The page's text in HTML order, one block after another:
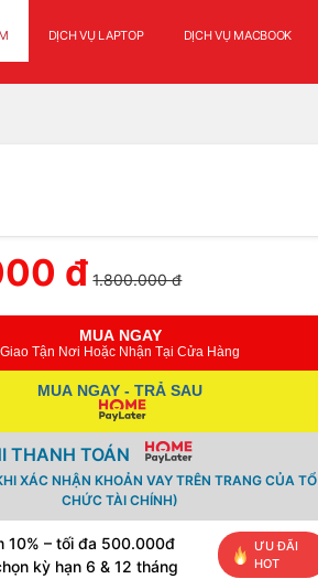
DỊCH VỤ LAPTOP DỊCH VỤ MACBOOK
đ 1.800.000 đ
MUA NGAY
Giao Tận Nơi Hoặc Nhận Tại Cửa Hàng
MUA NGAY - TRẢ SAU
THANH TOÁN
XÁC NHẬN KHOẢN VAY TRÊN TRANG CỦA TỔ
CHỨC TÀI CHÍNH)
10% – tối đa 500.000đ
kỳ hạn 6 & 12 tháng
ƯU ĐÃI
HOT